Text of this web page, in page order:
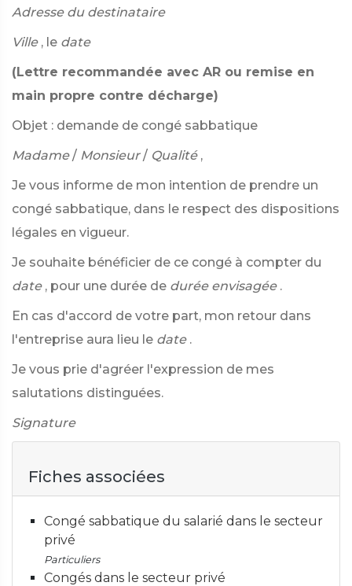
Adresse du destinataire
Ville , le date
(Lettre recommandée avec AR ou remise en
main propre contre décharge)
Objet : demande de congé sabbatique
Madame / Monsieur / Qualité ,
Je vous informe de mon intention de prendre un
congé sabbatique, dans le respect des dispositions
légales en vigueur.
Je souhaite bénéficier de ce congé à compter du
date , pour une durée de durée envisagée .
En cas d'accord de votre part, mon retour dans
l'entreprise aura lieu le date .
Je vous prie d'agréer l'expression de mes
salutations distinguées.
Signature
Fiches associées
Congé sabbatique du salarié dans le secteur
privé
Particuliers
Congés dans le secteur privé